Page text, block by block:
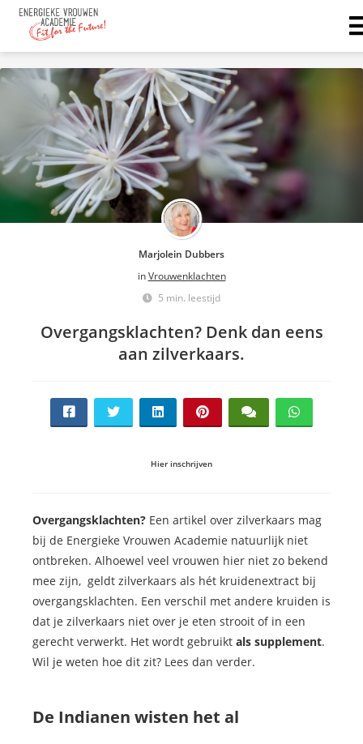
Marjolein Dubbers
inVrouwenklachten
5 min. leestijd
Overgangsklachten? Denk dan eens
aan zilverkaars.
Hier inschrijven
Overgangsklachten? Een artikel over zilverkaars mag
bij de Energieke Vrouwen Academie natuurlijk niet
ontbreken. Alhoewel veel vrouwen hier niet zo bekend
mee zijn, geldt zilverkaars als hét kruidenextract bij
overgangsklachten. Een verschil met andere kruiden is
dat je zilverkaars niet over je eten strooit of in een
gerecht verwerkt. Het wordt gebruikt als supplement.
Wil je weten hoe dit zit? Lees dan verder.
De Indianen wisten het al